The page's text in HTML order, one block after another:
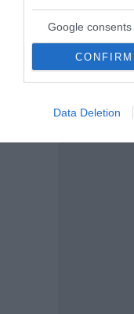
Google consents
CONFIRM
Data Deletion